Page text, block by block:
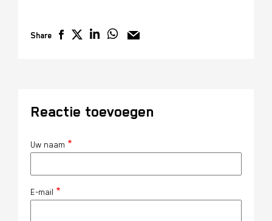
Share
Reactie toevoegen
Uw naam
E-mail